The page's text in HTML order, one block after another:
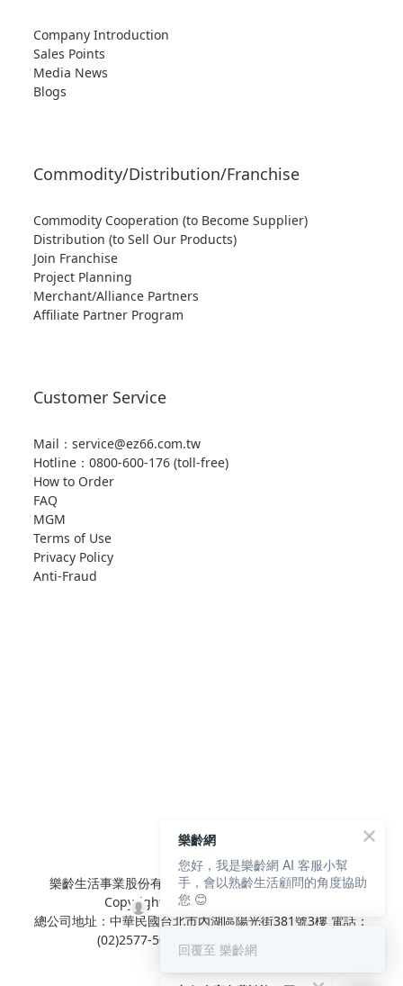
Company Introduction
Sales Points
Media News
Blogs
Commodity/Distribution/Franchise
Commodity Cooperation (to Become Supplier)
Distribution (to Sell Our Products)
Join Franchise
Project Planning
Merchant/Alliance Partners
Affiliate Partner Program
Customer Service
Mail：service@ez66.com.tw
Hotline： 0800-600-176 (toll-free)
How to Order
FAQ
MGM
Terms of Use
Privacy Policy
Anti-Fraud
樂齡生活事業股份有限公司 L'elan Enterprise CO.,Ltd.
Copyright© All Rights Reserved.
總公司地址：中華民國台北市內湖區陽光街381號3樓 電話：
(02)2577-5025 傳真：(02)2577-5021
樂齡網
您好，我是樂齡網 AI 客服小幫
手，會以熟齡生活顧問的角度協助
您 😊
回覆至 樂齡網